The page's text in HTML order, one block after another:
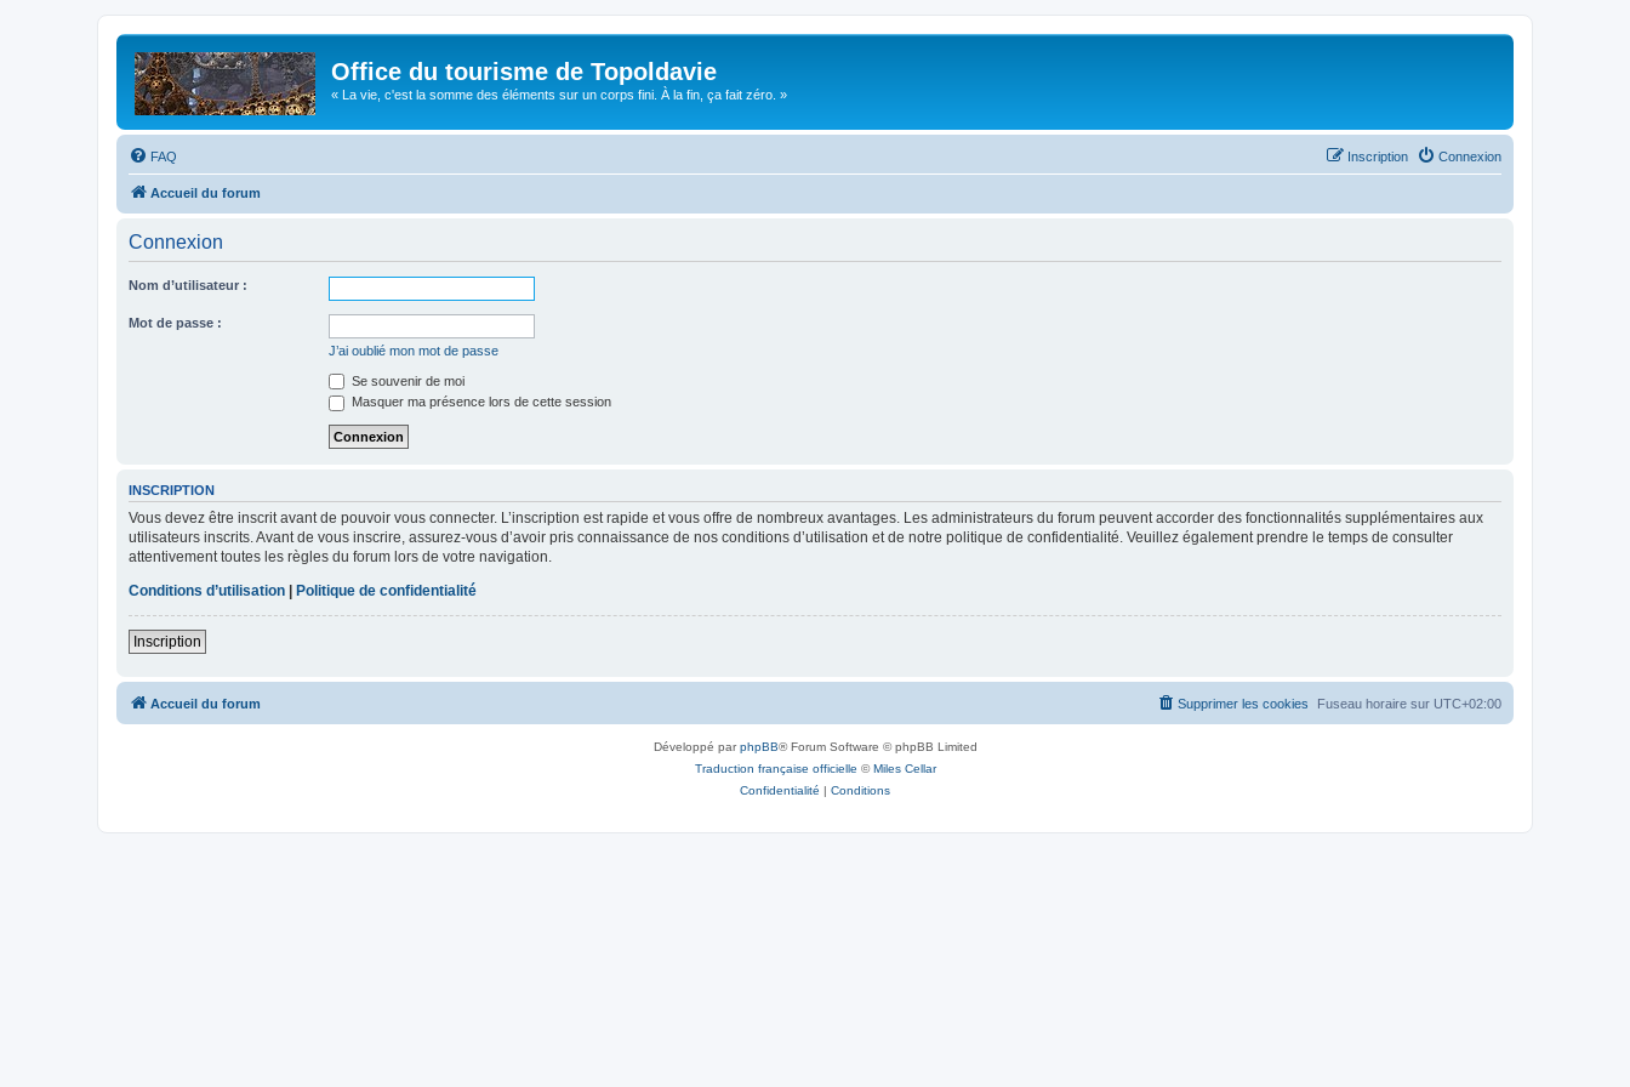
Office du tourisme de Topoldavie
« La vie, c'est la somme des éléments sur un corps fini. À la fin, ça fait zéro. »
FAQ Connexion
Inscription
Accueil du forum
Connexion
Nom d’utilisateur :
Mot de passe :
J’ai oublié mon mot de passe
Se souvenir de moi
Masquer ma présence lors de cette session
INSCRIPTION
Vous devez être inscrit avant de pouvoir vous connecter. L’inscription est rapide et vous offre de nombreux avantages. Les administrateurs du forum peuvent accorder des fonctionnalités supplémentaires aux
utilisateurs inscrits. Avant de vous inscrire, assurez-vous d’avoir pris connaissance de nos conditions d’utilisation et de notre politique de confidentialité. Veuillez également prendre le temps de consulter
attentivement toutes les règles du forum lors de votre navigation.
Conditions d’utilisation
Politique de confidentialité
Inscription
Accueil du forum Fuseau horaire sur UTC+02:00
Supprimer les cookies
Développé parphpBB® Forum Software © phpBB Limited
Traduction française officielle ©Miles Cellar
Confidentialité | Conditions